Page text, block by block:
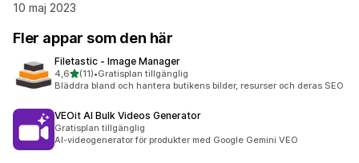
10 maj 2023
Fler appar som den här
Filetastic ‑ Image Manager
4,6av 5 stjärnor
(11)
11 recensioner totalt
•Gratisplan tillgänglig
Bläddra bland och hantera butikens bilder, resurser och deras SEO
VEOit AI Bulk Videos Generator
Gratisplan tillgänglig
AI-videogenerator för produkter med Google Gemini VEO